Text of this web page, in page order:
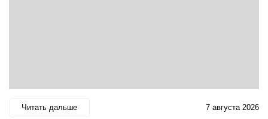
Читать дальше 7 августа 2026